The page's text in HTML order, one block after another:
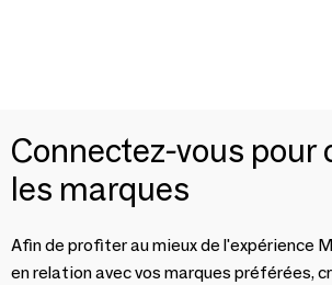
Connectez-vous pour
les marques
Afin de profiter au mieux de l'expérience
en relation avec vos marques préférées,